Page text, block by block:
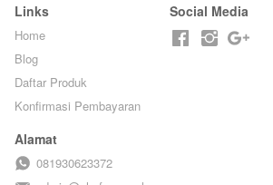
Links
Home
Blog
Daftar Produk
Konfirmasi Pembayaran
Social Media
Alamat
081930623372